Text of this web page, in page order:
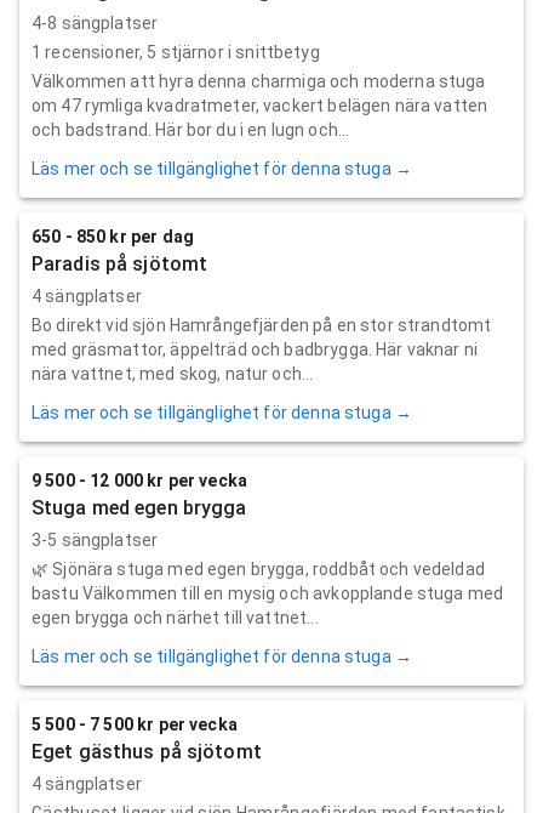
4-8 sängplatser
1 recensioner, 5 stjärnor i snittbetyg
Välkommen att hyra denna charmiga och moderna stuga
om 47 rymliga kvadratmeter, vackert belägen nära vatten
och badstrand. Här bor du i en lugn och...
Läs mer och se tillgänglighet för denna stuga →
650 - 850 kr per dag
Paradis på sjötomt
4 sängplatser
Bo direkt vid sjön Hamrångefjärden på en stor strandtomt
med gräsmattor, äppelträd och badbrygga. Här vaknar ni
nära vattnet, med skog, natur och...
Läs mer och se tillgänglighet för denna stuga →
9 500 - 12 000 kr per vecka
Stuga med egen brygga
3-5 sängplatser
🌿 Sjönära stuga med egen brygga, roddbåt och vedeldad
bastu Välkommen till en mysig och avkopplande stuga med
egen brygga och närhet till vattnet...
Läs mer och se tillgänglighet för denna stuga →
5 500 - 7 500 kr per vecka
Eget gästhus på sjötomt
4 sängplatser